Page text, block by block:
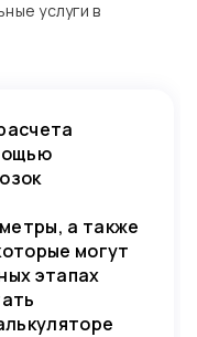
услуги в
а также
могут
этапах